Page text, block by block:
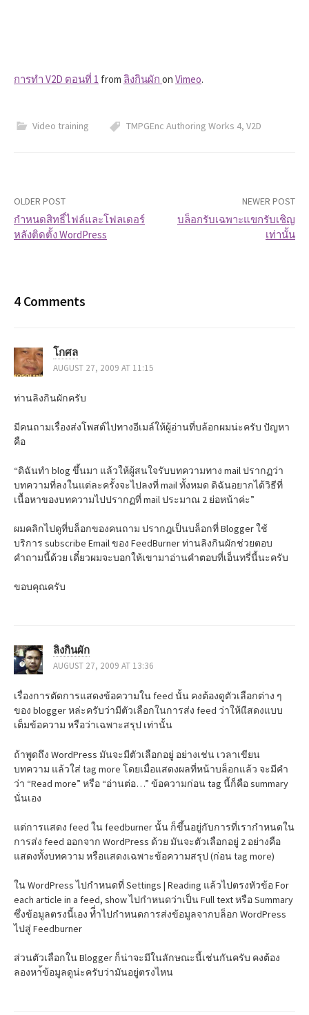
การทำ V2D ตอนที่ 1 from ลิงกินผัก on Vimeo.
Video training TMPGEnc Authoring Works 4, V2D
P
s
n
i
g
a
t
i
o
OLDER POST
กำหนดสิทธิ์ไฟล์และโฟลเดอร์
หลังติดตั้ง WordPress
NEWER POST
บล็อกรับเฉพาะแขกรับเชิญ
เท่านั้น
4 Comments
โกศล
AUGUST 27, 2009 AT 11:15
ท่านลิงกินผักครับ
มีคนถามเรื่องส่งโพสต์ไปทางอีเมล์ให้ผู้อ่านที่บล้อกผมน่ะครับ ปัญหา
คือ
“ดิฉันทำ blog ขึ้นมา แล้วให้ผู้สนใจรับบทความทาง mail ปรากฏว่า
บทความที่ลงในแต่ละครั้งจะไปลงที่ mail ทั้งหมด ดิฉันอยากได้วิธีที่
เนื้อหาของบทความไปปรากฏที่ mail ประมาณ 2 ย่อหน้าค่ะ”
ผมคลิกไปดูที่บล็อกของคนถาม ปรากฎเป็นบล็อกที่ Blogger ใช้
บริการ subscribe Email ของ FeedBurner ท่านลิงกินผักช่วยตอบ
คำถามนี้ด้วย เดี๋ยวผมจะบอกให้เขามาอ่านคำตอบที่เอ็นทรี่นี้นะครับ
ขอบคุณครับ
ลิงกินผัก
AUGUST 27, 2009 AT 13:36
เรื่องการตัดการแสดงข้อความใน feed นั้น คงต้องดูตัวเลือกต่าง ๆ
ของ blogger หล่ะครับว่ามีตัวเลือกในการส่ง feed ว่าให้แีสดงแบบ
เต็มข้อความ หรือว่าเฉพาะสรุป เท่านั้น
ถ้าพูดถึง WordPress มันจะมีตัวเลือกอยู่ อย่างเช่น เวลาเขียน
บทความ แล้วใส่ tag more โดยเมื่อแสดงผลที่หน้าบล็อกแล้ว จะมีคำ
ว่า “Read more” หรือ “อ่านต่อ…” ข้อความก่อน tag นี้ก็คือ summary
นั่นเอง
แต่การแสดง feed ใน feedburner นั้น ก็ขึ้นอยู่กับการที่เรากำหนดใน
การส่ง feed ออกจาก WordPress ด้วย มันจะตัวเลือกอยู่ 2 อย่างคือ
แสดงทั้งบทความ หรือแสดงเฉพาะข้อความสรุป (ก่อน tag more)
ใน WordPress ไปกำหนดที่ Settings | Reading แล้วไปตรงหัวข้อ For
each article in a feed, show ไปกำหนดว่าเป็น Full text หรือ Summary
ซึ่งข้อมูลตรงนี้เอง ที่ำไปกำหนดการส่งข้อมูลจากบล็อก WordPress
ไปสู่ Feedburner
ส่วนตัวเลือกใน Blogger ก็น่าจะมีในลักษณะนี้เช่นกันครับ คงต้อง
ลองหา้ข้อมูลดูน่ะครับว่ามันอยู่ตรงไหน